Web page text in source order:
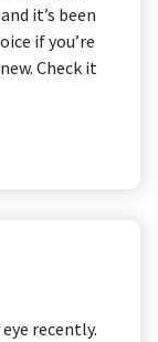
it’s been
if you’re
Check it
recently.